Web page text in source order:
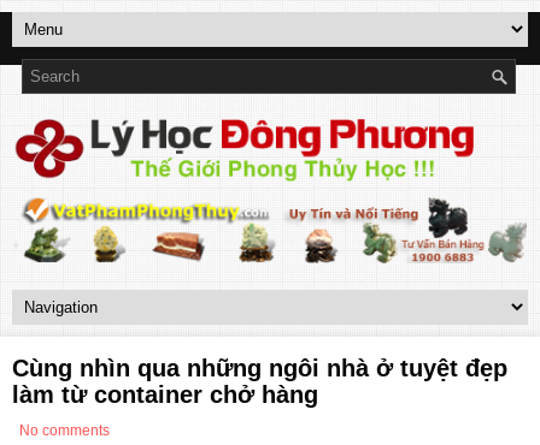
Cùng nhìn qua những ngôi nhà ở tuyệt đẹp
làm từ container chở hàng
No comments